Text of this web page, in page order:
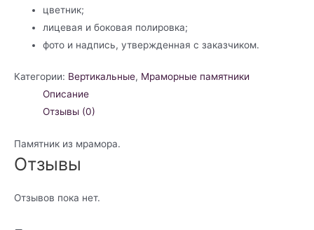
цветник;
лицевая и боковая полировка;
фото и надпись, утвержденная с заказчиком.
Категории: Вертикальные, Мраморные памятники
Описание
Отзывы (0)
Памятник из мрамора.
Отзывы
Отзывов пока нет.